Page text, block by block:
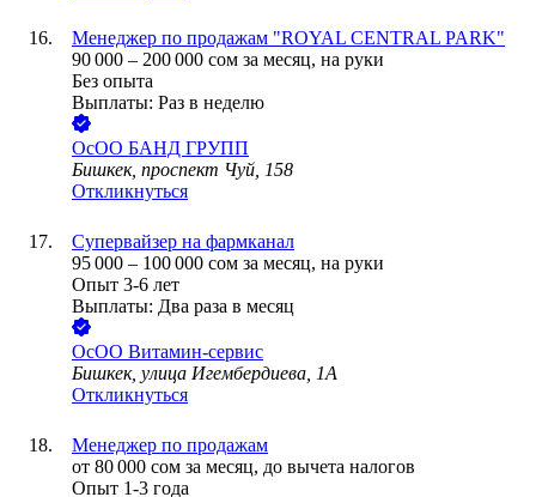
Менеджер по продажам "ROYAL CENTRAL PARK"
90 000 – 200 000 сом за месяц, на руки
Без опыта
Выплаты: Раз в неделю
ОсОО БАНД ГРУПП
Бишкек, проспект Чуй, 158
Откликнуться
Супервайзер на фармканал
95 000 – 100 000 сом за месяц, на руки
Опыт 3-6 лет
Выплаты: Два раза в месяц
ОсОО Витамин-сервис
Бишкек, улица Игембердиева, 1А
Откликнуться
Менеджер по продажам
от 80 000 сом за месяц, до вычета налогов
Опыт 1-3 года